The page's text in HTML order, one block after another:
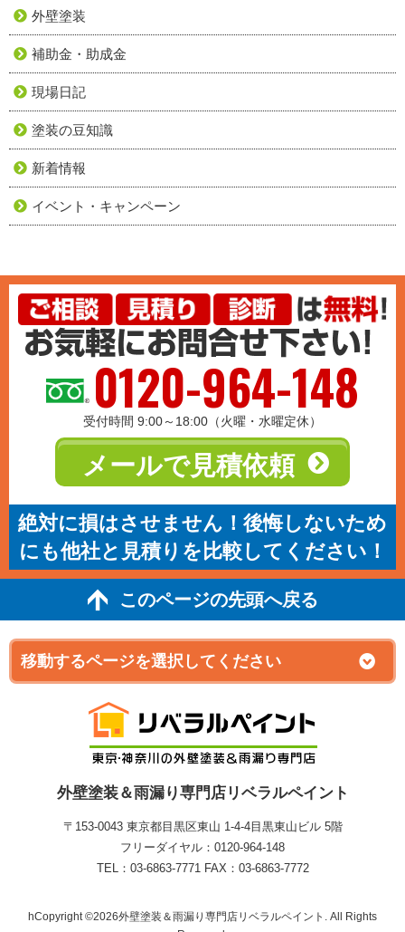
外壁塗装
補助金・助成金
現場日記
塗装の豆知識
新着情報
イベント・キャンペーン
0120-964-148
受付時間 9:00～18:00（火曜・水曜定休）
メールで見積依頼
絶対に損はさせません！後悔しないため
にも他社と見積りを比較してください！
このページの先頭へ戻る
外壁塗装＆雨漏り専門店リベラルペイント
〒153-0043 東京都目黒区東山 1‐4‐4目黒東山ビル 5階
フリーダイヤル：0120-964-148
TEL：03-6863-7771 FAX：03-6863-7772
hCopyright ©2026外壁塗装＆雨漏り専門店リベラルペイント. All Rights